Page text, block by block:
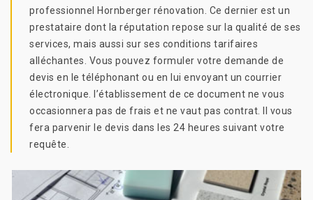
professionnel Hornberger rénovation. Ce dernier est un
prestataire dont la réputation repose sur la qualité de ses
services, mais aussi sur ses conditions tarifaires
alléchantes. Vous pouvez formuler votre demande de
devis en le téléphonant ou en lui envoyant un courrier
électronique. l’établissement de ce document ne vous
occasionnera pas de frais et ne vaut pas contrat. Il vous
fera parvenir le devis dans les 24 heures suivant votre
requête.